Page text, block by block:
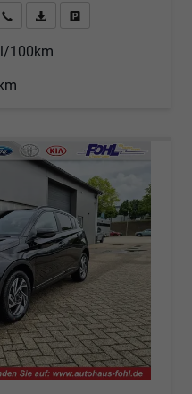
Angebot anfordern
Fahrzeugexpose (PDF)
100km